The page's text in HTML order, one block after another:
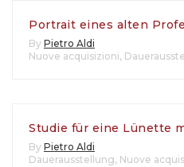
Portrait eines alten
By Pietro Aldi
Nuove acquisizioni,
Studie für eine Lünette
By Pietro Aldi
Dauerausstellung, Nuove